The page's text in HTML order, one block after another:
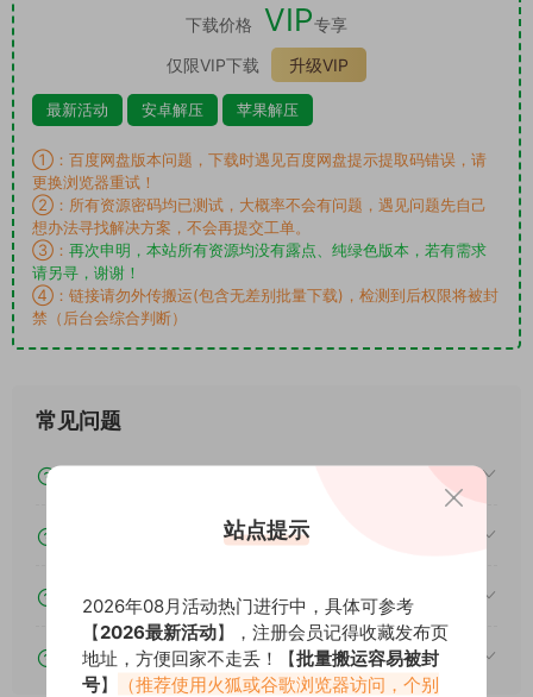
下载价格 VIP专享
仅限VIP下载
升级VIP
最新活动 安卓解压 苹果解压
①：百度网盘版本问题，下载时遇见百度网盘提示提取码错误，请
更换浏览器重试！
②：所有资源密码均已测试，大概率不会有问题，遇见问题先自己
想办法寻找解决方案，不会再提交工单。
③： 再次申明，本站所有资源均没有露点、纯绿色版本，若有需求
请另寻，谢谢！
④：链接请勿外传搬运(包含无差别批量下载)，检测到后权限将被封
禁（后台会综合判断）
常见问题
我不会解压怎么办？
遇见其他问题怎么办？
该资源能搬运分享吗？
站点提示
2026年08月活动热门进行中，具体可参考
【2026最新活动】，注册会员记得收藏发布页
地址，方便回家不走丢！【批量搬运容易被封
号】
（推荐使用火狐或谷歌浏览器访问，个别